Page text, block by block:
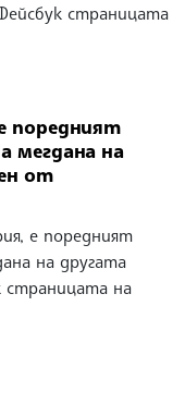
страницата
поредният
мегдана на
от
е поредният
на другата
страницата на